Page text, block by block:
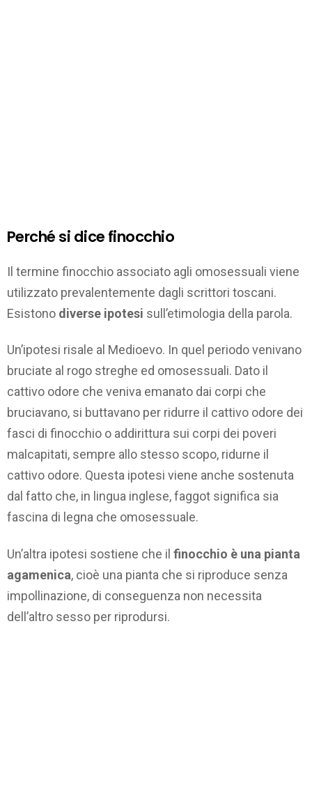
Perché si dice finocchio
Il termine finocchio associato agli omosessuali viene
utilizzato prevalentemente dagli scrittori toscani.
Esistono diverse ipotesi sull’etimologia della parola.
Un’ipotesi risale al Medioevo. In quel periodo venivano
bruciate al rogo streghe ed omosessuali. Dato il
cattivo odore che veniva emanato dai corpi che
bruciavano, si buttavano per ridurre il cattivo odore dei
fasci di finocchio o addirittura sui corpi dei poveri
malcapitati, sempre allo stesso scopo, ridurne il
cattivo odore. Questa ipotesi viene anche sostenuta
dal fatto che, in lingua inglese, faggot significa sia
fascina di legna che omosessuale.
Un’altra ipotesi sostiene che il finocchio è una pianta
agamenica, cioè una pianta che si riproduce senza
impollinazione, di conseguenza non necessita
dell’altro sesso per riprodursi.